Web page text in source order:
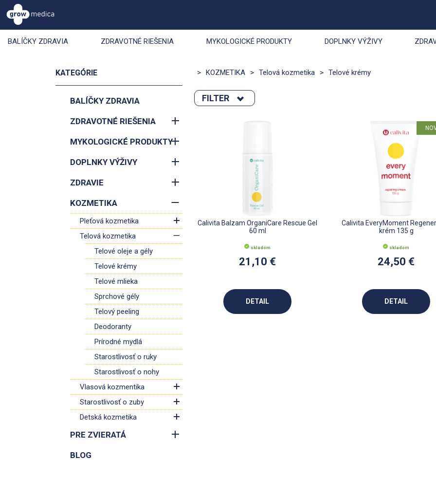
BALÍČKY ZDRAVIA ZDRAVOTNÉ RIEŠENIA MYKOLOGICKÉ PRODUKTY DOPLNKY VÝŽIVY
KATEGÓRIE
BALÍČKY ZDRAVIA
ZDRAVOTNÉ RIEŠENIA
MYKOLOGICKÉ PRODUKTY
DOPLNKY VÝŽIVY
ZDRAVIE
KOZMETIKA
Pleťová kozmetika
Telová kozmetika
Telové oleje a gély
Telové krémy
Telové mlieka
Sprchové gély
Telový peeling
Deodoranty
Prírodné mydlá
Starostlivosť o ruky
Starostlivosť o nohy
Vlasová kozmentika
Starostlivosť o zuby
Detská kozmetika
PRE ZVIERATÁ
BLOG
> KOZMETIKA > Telová kozmetika > Telové krémy
FILTER
Calivita Balzam OrganiCare Rescue Gel
60 ml
skladom
21,10 €
DETAIL
Calivita EveryMoment
krém 135 g
skladom
24,50 €
DETAIL